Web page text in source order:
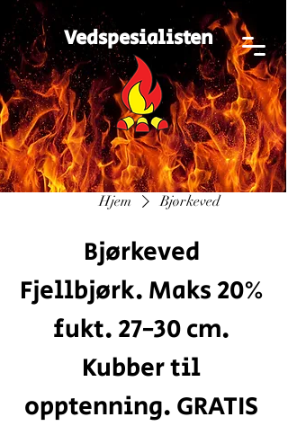
Vedspesialisten
Hjem Bjørkeved
Bjørkeved
Fjellbjørk. Maks 20%
fukt. 27-30 cm.
Kubber til
opptenning. GRATIS